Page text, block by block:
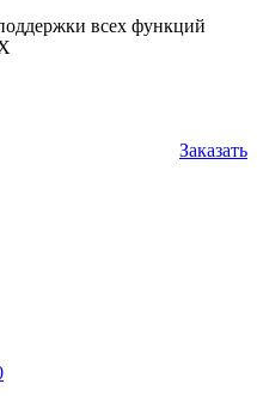
всех функций
Заказать